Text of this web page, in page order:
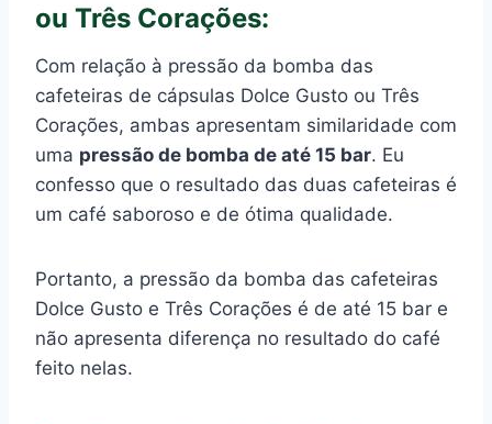
ou Três Corações:
Com relação à pressão da bomba das
cafeteiras de cápsulas Dolce Gusto ou Três
Corações, ambas apresentam similaridade com
uma pressão de bomba de até 15 bar. Eu
confesso que o resultado das duas cafeteiras é
um café saboroso e de ótima qualidade.
Portanto, a pressão da bomba das cafeteiras
Dolce Gusto e Três Corações é de até 15 bar e
não apresenta diferença no resultado do café
feito nelas.